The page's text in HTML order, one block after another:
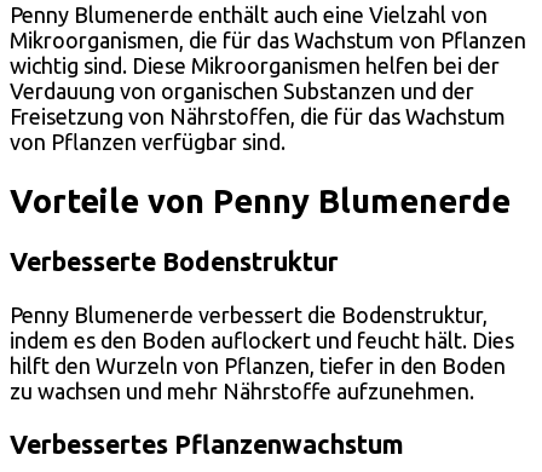
Penny Blumenerde enthält auch eine Vielzahl von
Mikroorganismen, die für das Wachstum von Pflanzen
wichtig sind. Diese Mikroorganismen helfen bei der
Verdauung von organischen Substanzen und der
Freisetzung von Nährstoffen, die für das Wachstum
von Pflanzen verfügbar sind.
Vorteile von Penny Blumenerde
Verbesserte Bodenstruktur
Penny Blumenerde verbessert die Bodenstruktur,
indem es den Boden auflockert und feucht hält. Dies
hilft den Wurzeln von Pflanzen, tiefer in den Boden
zu wachsen und mehr Nährstoffe aufzunehmen.
Verbessertes Pflanzenwachstum